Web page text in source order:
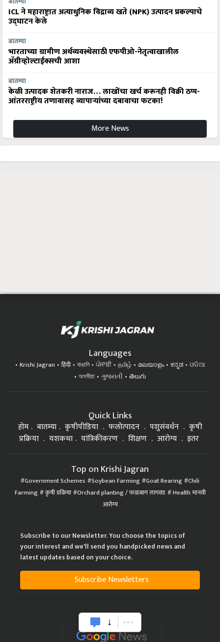
ICL ने महाराष्ट्रात अत्याधुनिक विद्राव्य खते (NPK) उत्पादन प्रकल्पाचे
उद्घाटन केले
बातम्या
भारताच्या ग्रामीण अर्थव्यवस्थेसाठी एफपीओ-नेतृत्वाखालील
अ‍ॅग्रीव्होल्टाईक्सची आशा
बातम्या
केळी उत्पादक शेतकरी नाराज… लाखोंचा खर्च करूनही विक्री ठप्प-
आंतरराष्ट्रीय तणावासह व्यापाऱ्यांच्या दबावाचा फटका!
More News
Languages
Krishi Jagran हिंदी বাঙালি ਪੰਜਾਬੀ தமிழ் മലയാളം ಕನ್ನಡ
ଓଡିଆ
অসমীয়া
ગુજરાતી తెలుగు
Quick Links
होम बातम्या कृषीपीडिया फलोत्पादन पशुसंवर्धन
कृषी
प्रक्रिया
यशकथा यांत्रिकीकरण शिक्षण आरोग्य इतर
Top on Krishi Jagran
Government Schemes Soybean Farming Goat Rearing Chili
Farming कृषी प्रक्रिया Orchard planting / फळबाग लागवड Health मानवी
आरोग्य
Subscribe to our Newsletter. You choose the topics of
your interest and we'll send you handpicked news and
latest updates based on your choice.
Subscribe Newsletters